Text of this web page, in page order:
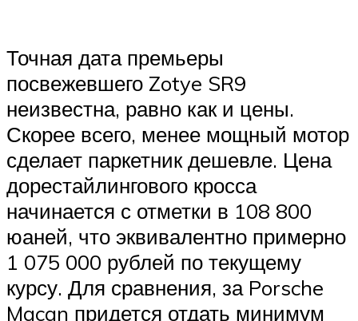
Точная дата премьеры
посвежевшего Zotye SR9
неизвестна, равно как и цены.
Скорее всего, менее мощный мотор
сделает паркетник дешевле. Цена
дорестайлингового кросса
начинается с отметки в 108 800
юаней, что эквивалентно примерно
1 075 000 рублей по текущему
курсу. Для сравнения, за Porsche
Macan придется отдать минимум